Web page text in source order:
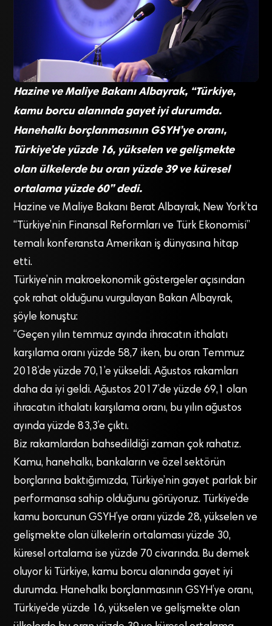
Hazine ve Maliye Bakanı Albayrak, “Türkiye,
kamu borcu alanında gayet iyi durumda.
Hanehalkı borçlanmasının GSYH’ye oranı,
Türkiye’de yüzde 16, yükselen ve gelişmekte
olan ülkelerde bu oran yüzde 39 ve küresel
ortalama yüzde 60” dedi.
Hazine ve Maliye Bakanı Berat Albayrak, New York’ta
“Türkiye’nin Finansal Reformları ve Türk Ekonomisi”
temalı konferansta Amerikan iş dünyasına hitap
etti.
Türkiye’nin makroekonomik göstergeler açısından
çok rahat olduğunu vurgulayan Bakan Albayrak,
şöyle konuştu:
“Geçen yılın temmuz ayında ihracatın ithalatı
karşılama oranı yüzde 58,7 iken, bu oran Temmuz
2018’de yüzde 70,1’e yükseldi. Ağustos rakamları
daha da iyi geldi. Ağustos 2017’de yüzde 69,1 olan
ihracatın ithalatı karşılama oranı, bu yılın ağustos
ayında yüzde 83,3’e çıktı.
Biz rakamlardan bahsedildiği zaman çok rahatız.
Kamu, hanehalkı, bankaların ve özel sektörün
borçlarına baktığımızda, Türkiye’nin gayet parlak bir
performansa sahip olduğunu görüyoruz. Türkiye’de
kamu borcunun GSYH’ye oranı yüzde 28, yükselen ve
gelişmekte olan ülkelerin ortalaması yüzde 30,
küresel ortalama ise yüzde 70 civarında. Bu demek
oluyor ki Türkiye, kamu borcu alanında gayet iyi
durumda. Hanehalkı borçlanmasının GSYH’ye oranı,
Türkiye’de yüzde 16, yükselen ve gelişmekte olan